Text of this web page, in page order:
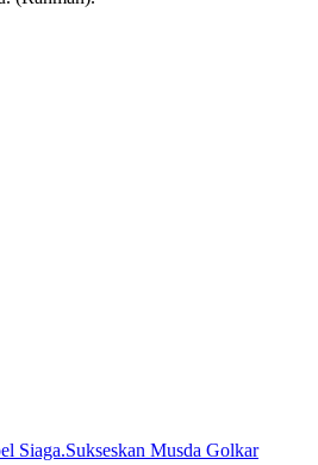
Siaga.Sukseskan Musda Golkar